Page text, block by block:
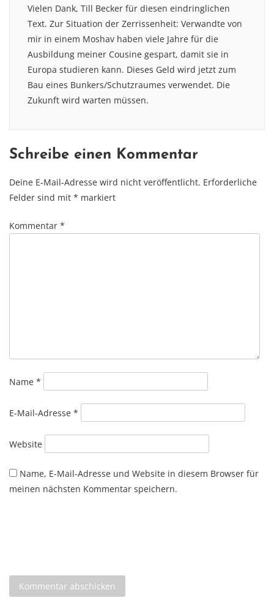
Vielen Dank, Till Becker für diesen eindringlichen
Text. Zur Situation der Zerrissenheit: Verwandte von
mir in einem Moshav haben viele Jahre für die
Ausbildung meiner Cousine gespart, damit sie in
Europa studieren kann. Dieses Geld wird jetzt zum
Bau eines Bunkers/Schutzraumes verwendet. Die
Zukunft wird warten müssen.
Schreibe einen Kommentar
Deine E-Mail-Adresse wird nicht veröffentlicht. Erforderliche
Felder sind mit * markiert
Kommentar *
Name *
E-Mail-Adresse *
Website
Name, E-Mail-Adresse und Website in diesem Browser für
meinen nächsten Kommentar speichern.